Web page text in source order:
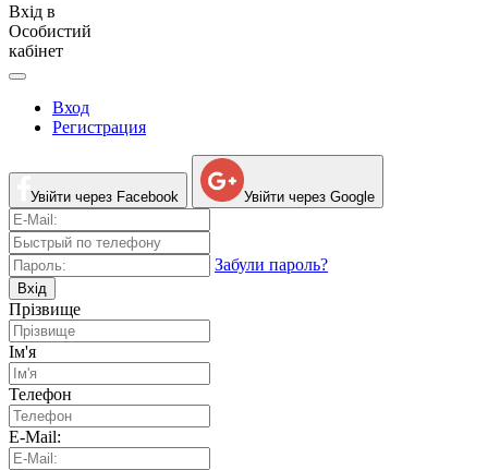
Вхід в
Особистий
кабінет
Вход
Регистрация
Увійти через Facebook Увійти через Google
Забули пароль?
Вхід
Прізвище
Ім'я
Телефон
E-Mail: